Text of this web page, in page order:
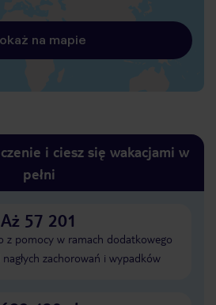
na mapie
i ciesz się wakacjami w
pełni
Aż 57 201
z pomocy w ramach dodatkowego
zachorowań i wypadków